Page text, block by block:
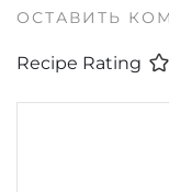
ОСТАВИТЬ
Recipe Rating